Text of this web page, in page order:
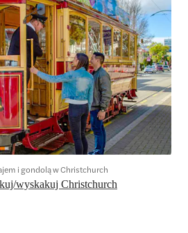
wyskakuj Christchurch
i gondolą w Christchurch